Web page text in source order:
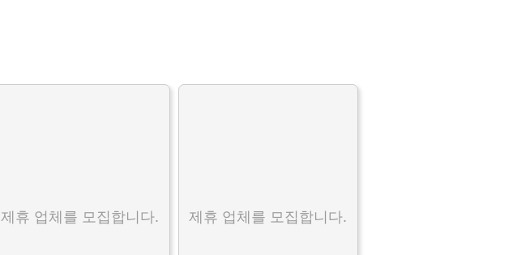
제휴 업체를 모집합니다. 제휴 업체를 모집합니다.